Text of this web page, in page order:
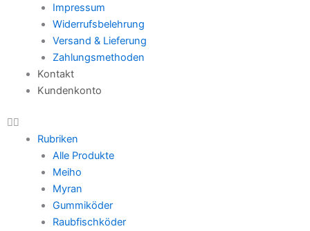
Impressum
Widerrufsbelehrung
Versand & Lieferung
Zahlungsmethoden
Kontakt
Kundenkonto
Rubriken
Alle Produkte
Meiho
Myran
Gummiköder
Raubfischköder